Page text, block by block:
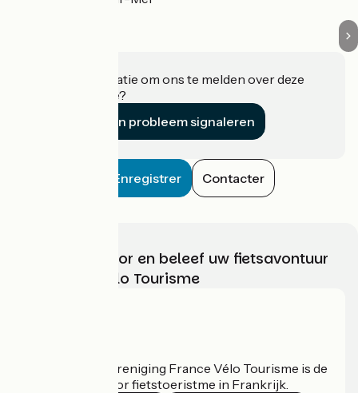
Heeft u informatie om ons te melden over deze
accommodatie?
Een probleem signaleren
Enregistrer Contacter
Kies, bereid voor en beleef uw fietsavontuur
met France Vélo Tourisme
De nationale vereniging France Vélo Tourisme is de
officiële gids voor fietstoeristme in Frankrijk.